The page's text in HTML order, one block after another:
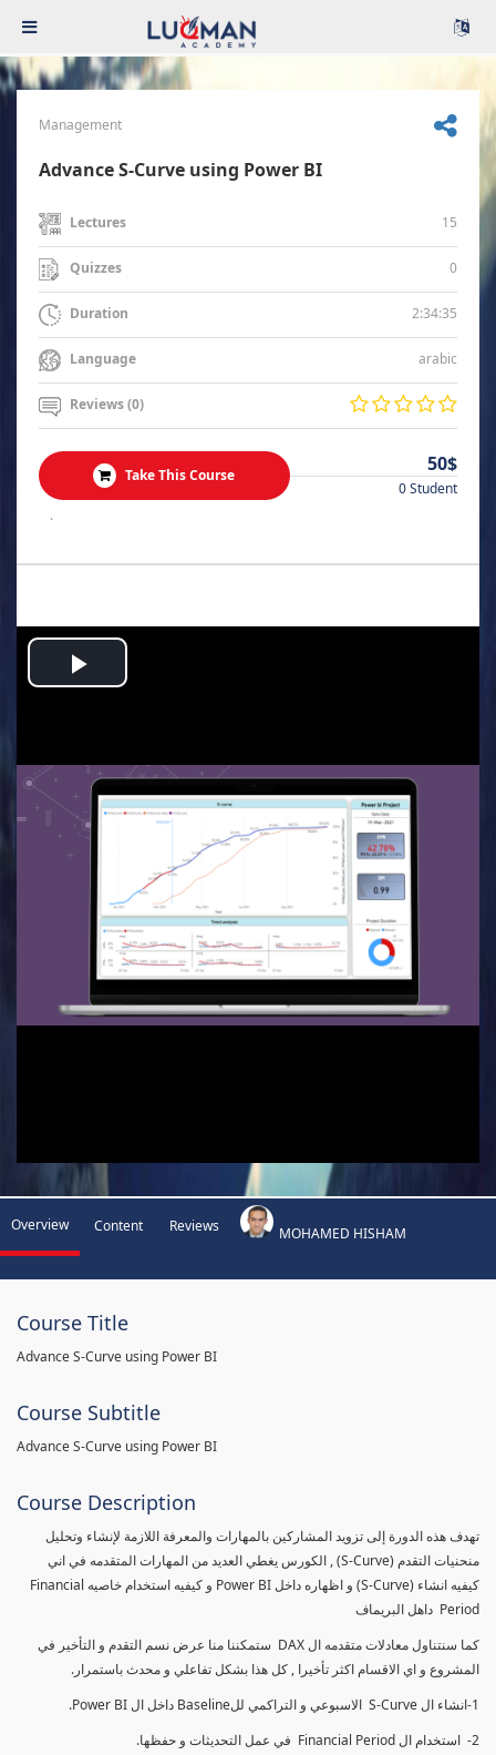
Management
Advance S-Curve using Power BI
Lectures 15
Quizzes 0
Duration 2:34:35
Language arabic
Reviews (0)
Take This Course 50$
0 Student
.
Play
Overview Content Reviews MOHAMED HISHAM
Course Title
Advance S-Curve using Power BI
Course Subtitle
Advance S-Curve using Power BI
Course Description
تهدف هذه الدورة إلى تزويد المشاركين بالمهارات والمعرفة اللازمة لإنشاء وتحليل
منحنيات التقدم (S-Curve) , الكورس يغطي العديد من المهارات المتقدمه في اني
كيفيه انشاء (S-Curve) و اظهاره داخل Power BI و كيفيه استخدام خاصيه Financial
Period داهل البريماف
كما سنتناول معادلات متقدمه ال DAX ستمكننا منا عرض نسم التقدم و التأخير في
المشروع و اي الاقسام اكثر تأخيرا , كل هذا بشكل تفاعلي و محدث باستمرار.
1-انشاء ال S-Curve الاسبوعي و التراكمي للBaseline داخل ال Power BI.
2- استخدام ال Financial Period في عمل التحديثات و حفظها.